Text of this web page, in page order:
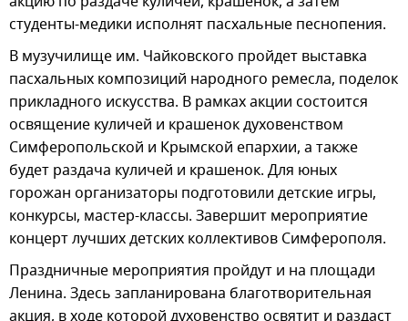
студенты-медики исполнят пасхальные песнопения.
В музучилище им. Чайковского пройдет выставка
пасхальных композиций народного ремесла, поделок
прикладного искусства. В рамках акции состоится
освящение куличей и крашенок духовенством
Симферопольской и Крымской епархии, а также
будет раздача куличей и крашенок. Для юных
горожан организаторы подготовили детские игры,
конкурсы, мастер-классы. Завершит мероприятие
концерт лучших детских коллективов Симферополя.
Праздничные мероприятия пройдут и на площади
Ленина. Здесь запланирована благотворительная
акция, в ходе которой духовенство освятит и раздаст